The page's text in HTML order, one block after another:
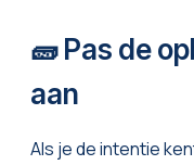
🧱 Pas de
aan
Als je de intentie